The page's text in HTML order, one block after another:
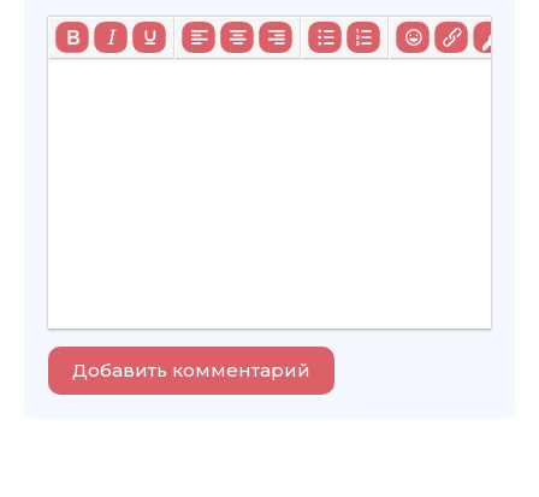
Добавить комментарий